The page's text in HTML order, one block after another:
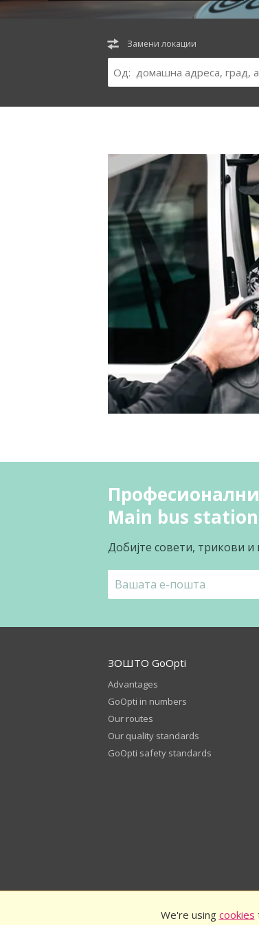
We're using cookies
Замени локации
Main bus station
Добијте совети, трикови и
ЗОШТО GoOpti
Advantages
GoOpti in numbers
Our routes
Our quality standards
GoOpti safety standards
GoOpti International